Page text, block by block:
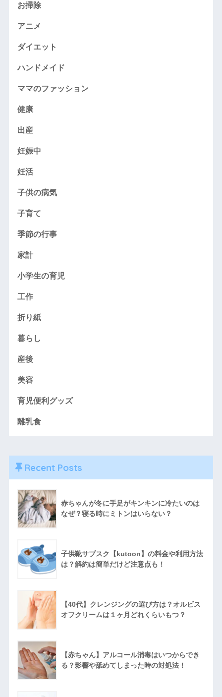
お掃除
アニメ
ダイエット
ハンドメイド
ママのファッション
健康
出産
妊娠中
妊活
子供の病気
子育て
季節の行事
家計
小学生の育児
工作
折り紙
暮らし
産後
美容
育児便利グッズ
離乳食
Recent Posts
赤ちゃんが冬に手足がキンキンに冷たいのは
なぜ？寝る時にミトンはいらない？
子供靴サブスク【kutoon】の料金や利用方法
は？解約は簡単だけど注意点も！
【40代】クレンジングの選び方は？オルビス
オフクリームは１ヶ月どれくらいもつ？
【赤ちゃん】アルコール消毒はいつからでき
る？影響や舐めてしまった時の対処法！